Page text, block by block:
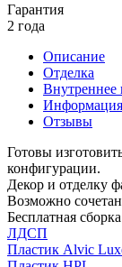
Гарантия
2 года
Описание
Отделка
Внутреннее
Информация
Отзывы
Готовы
конфигурации.
Декор и отделку
Возможно
Бесплатная
ЛДСП
Пластик Alvic